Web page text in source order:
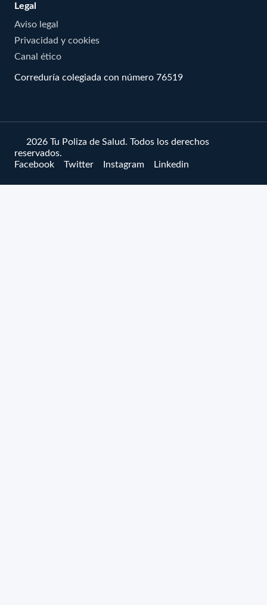
Legal
Aviso legal
Privacidad y cookies
Canal ético
Correduría colegiada con número 76519
© 2026 Tu Poliza de Salud. Todos los derechos
reservados.
Facebook
Twitter Instagram Linkedin